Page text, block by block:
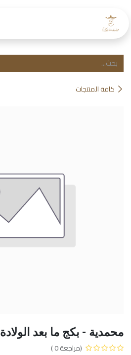
كافة المنتجات
محمدية - بكج ما بعد الولادة
(مراجعة 0 )